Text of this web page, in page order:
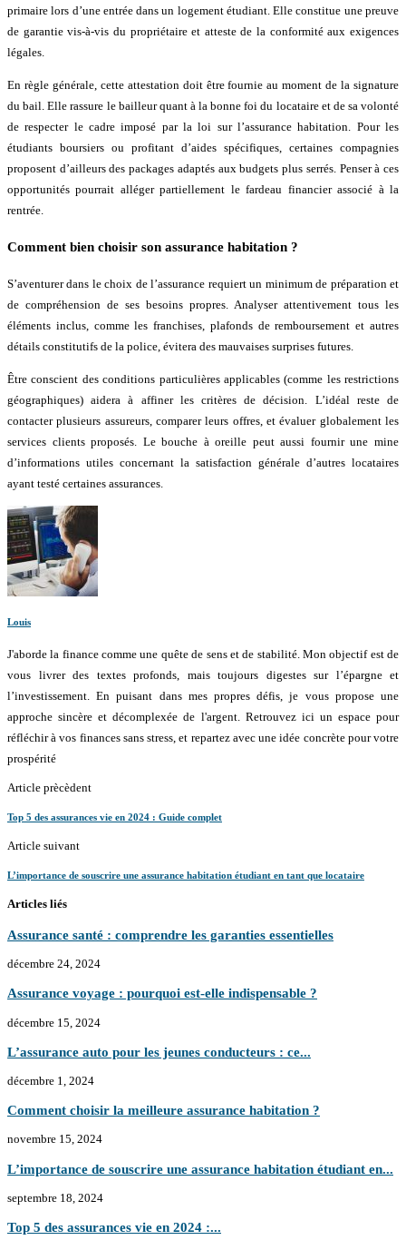
primaire lors d’une entrée dans un logement étudiant. Elle constitue une preuve
de garantie vis-à-vis du propriétaire et atteste de la conformité aux exigences
légales.
En règle générale, cette attestation doit être fournie au moment de la signature
du bail. Elle rassure le bailleur quant à la bonne foi du locataire et de sa volonté
de respecter le cadre imposé par la loi sur l’assurance habitation. Pour les
étudiants boursiers ou profitant d’aides spécifiques, certaines compagnies
proposent d’ailleurs des packages adaptés aux budgets plus serrés. Penser à ces
opportunités pourrait alléger partiellement le fardeau financier associé à la
rentrée.
Comment bien choisir son assurance habitation ?
S’aventurer dans le choix de l’assurance requiert un minimum de préparation et
de compréhension de ses besoins propres. Analyser attentivement tous les
éléments inclus, comme les franchises, plafonds de remboursement et autres
détails constitutifs de la police, évitera des mauvaises surprises futures.
Être conscient des conditions particulières applicables (comme les restrictions
géographiques) aidera à affiner les critères de décision. L’idéal reste de
contacter plusieurs assureurs, comparer leurs offres, et évaluer globalement les
services clients proposés. Le bouche à oreille peut aussi fournir une mine
d’informations utiles concernant la satisfaction générale d’autres locataires
ayant testé certaines assurances.
Louis
J'aborde la finance comme une quête de sens et de stabilité. Mon objectif est de
vous livrer des textes profonds, mais toujours digestes sur l’épargne et
l’investissement. En puisant dans mes propres défis, je vous propose une
approche sincère et décomplexée de l'argent. Retrouvez ici un espace pour
réfléchir à vos finances sans stress, et repartez avec une idée concrète pour votre
prospérité
Article prècèdent
Top 5 des assurances vie en 2024 : Guide complet
Article suivant
L’importance de souscrire une assurance habitation étudiant en tant que locataire
Articles liés
Assurance santé : comprendre les garanties essentielles
décembre 24, 2024
Assurance voyage : pourquoi est-elle indispensable ?
décembre 15, 2024
L’assurance auto pour les jeunes conducteurs : ce...
décembre 1, 2024
Comment choisir la meilleure assurance habitation ?
novembre 15, 2024
L’importance de souscrire une assurance habitation étudiant en...
septembre 18, 2024
Top 5 des assurances vie en 2024 :...